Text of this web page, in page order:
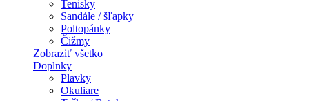
Tenisky
Sandále / šľapky
Poltopánky
Čižmy
Zobraziť všetko
Doplnky
Plavky
Okuliare